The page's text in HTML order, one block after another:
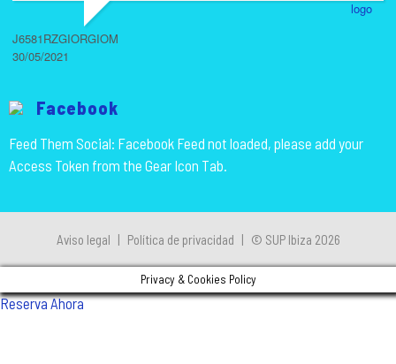
J6581RZGIORGIOM
30/05/2021
Facebook
Feed Them Social: Facebook Feed not loaded, please add your
Access Token from the Gear Icon Tab.
Aviso legal | Política de privacidad | © SUP Ibiza 2026
Privacy & Cookies Policy
Reserva Ahora